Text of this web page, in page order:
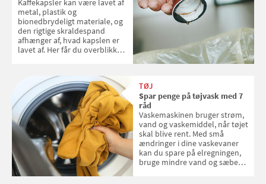
Kaffekapsler kan være lavet af
metal, plastik og
bionedbrydeligt materiale, og
den rigtige skraldespand
afhænger af, hvad kapslen er
lavet af. Her får du overblikket
TØJ
Spar penge på tøjvask med 7
råd
Vaskemaskinen bruger strøm,
vand og vaskemiddel, når tøjet
skal blive rent. Med små
ændringer i dine vaskevaner
kan du spare på elregningen,
bruge mindre vand og sæbe